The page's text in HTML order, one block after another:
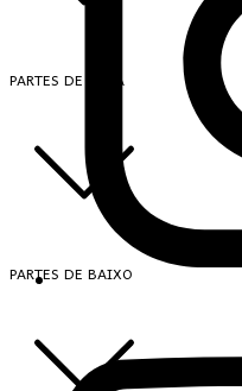
PARTES DE CIMA
PARTES DE BAIXO